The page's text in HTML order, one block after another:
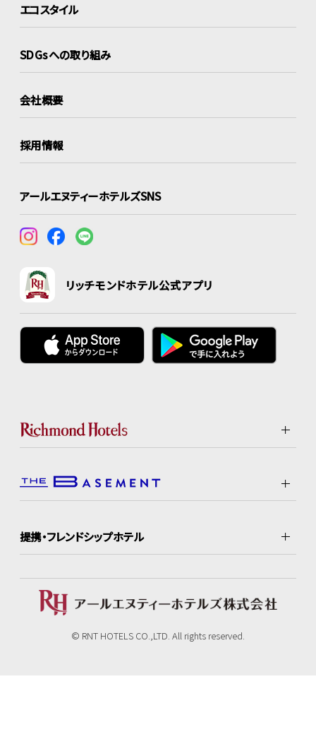
エコスタイル
SDGsへの取り組み
会社概要
採用情報
アールエヌティーホテルズSNS
リッチモンドホテル公式アプリ
提携・フレンドシップホテル
© RNT HOTELS CO.,LTD. All rights reserved.